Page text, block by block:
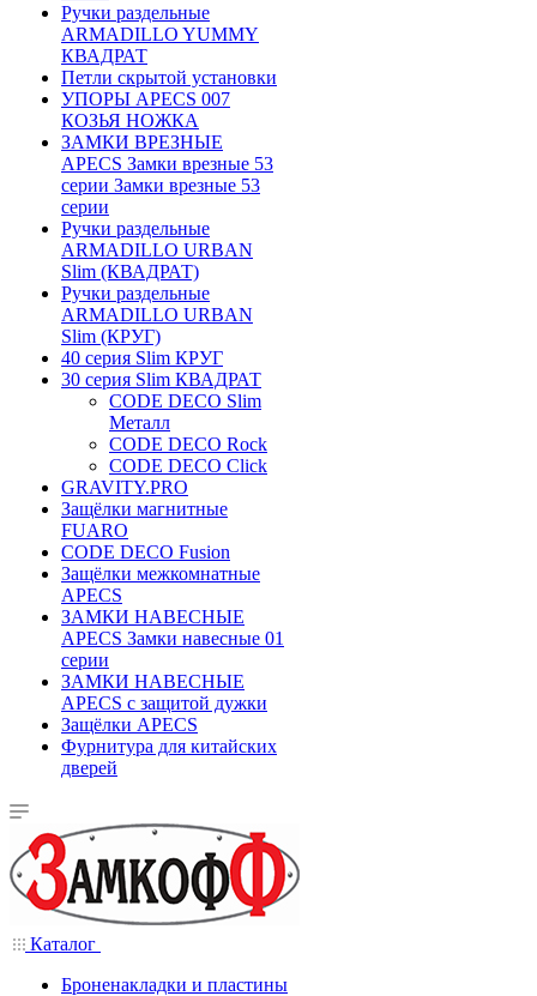
Ручки раздельные
ARMADILLO YUMMY
КВАДРАТ
Петли скрытой установки
УПОРЫ APECS 007
КОЗЬЯ НОЖКА
ЗАМКИ ВРЕЗНЫЕ
APECS Замки врезные 53
серии Замки врезные 53
серии
Ручки раздельные
ARMADILLO URBAN
Slim (КВАДРАТ)
Ручки раздельные
ARMADILLO URBAN
Slim (КРУГ)
40 серия Slim КРУГ
30 серия Slim КВАДРАТ
CODE DECO Slim
Металл
CODE DECO Rock
CODE DECO Click
GRAVITY.PRO
Защёлки магнитные
FUARO
CODE DECO Fusion
Защёлки межкомнатные
APECS
ЗАМКИ НАВЕСНЫЕ
APECS Замки навесные 01
серии
ЗАМКИ НАВЕСНЫЕ
APECS с защитой дужки
Защёлки APECS
Фурнитура для китайских
дверей
Каталог
Броненакладки и пластины